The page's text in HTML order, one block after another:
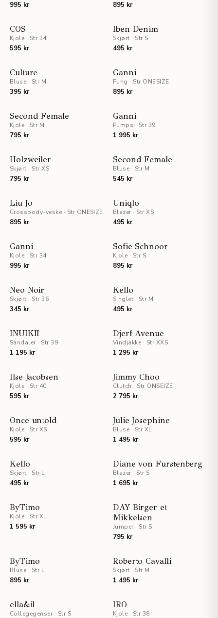
995 kr 895 kr
COS
Kjole · Str 34
595 kr
Iben Denim
Skjørt · Str S
495 kr
Culture
Bluse · Str M
395 kr
Ganni
Pung · Str ONESIZE
895 kr
Second Female
Kjole · Str M
795 kr
Ganni
Pumps · Str 39
1 995 kr
Holzweiler
Skjørt · Str XS
795 kr
Second Female
Bluse · Str M
545 kr
Liu Jo
Crossbody-veske · Str ONESIZE
895 kr
Uniqlo
Blazer · Str XS
495 kr
Ganni
Kjole · Str 34
995 kr
Sofie Schnoor
Kjole · Str S
895 kr
Neo Noir
Skjørt · Str 36
345 kr
Kello
Singlet · Str M
495 kr
INUIKII
Sandaler · Str 39
1 195 kr
Djerf Avenue
Vindjakke · Str XXS
1 295 kr
Ilse Jacobsen
Kjole · Str 40
595 kr
Jimmy Choo
Clutch · Str ONSEIZE
2 795 kr
Once untold
Kjole · Str XS
595 kr
Julie Josephine
Bluse · Str XL
1 495 kr
Kello
Skjørt · Str L
495 kr
Diane von Furstenberg
Blazer · Str S
1 695 kr
ByTimo
Kjole · Str XL
1 595 kr
DAY Birger et
Mikkelsen
Jumper · Str S
795 kr
ByTimo
Bluse · Str L
895 kr
Roberto Cavalli
Skjørt · Str M
1 495 kr
ella&il
Collegegenser · Str S
IRO
Kjole · Str 38